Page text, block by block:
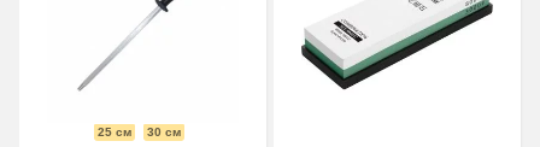
25 см 30 см